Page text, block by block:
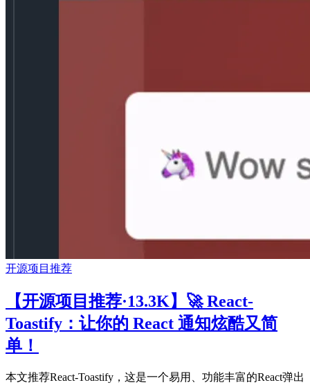
开源项目推荐
【开源项目推荐·13.3K】🚀 React-
Toastify：让你的 React 通知炫酷又简
单！
本文推荐React-Toastify，这是一个易用、功能丰富的React弹出